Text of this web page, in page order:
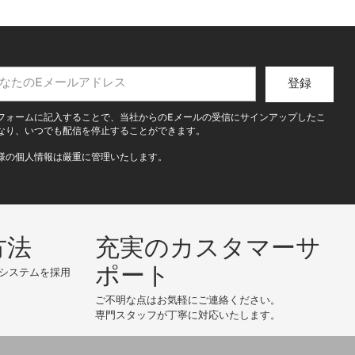
登録
ォームに記入することで、当社からのEメールの受信にサインアップしたこ
り、いつでも配信を停止することができます。
の個人情報は厳重に管理いたします。
法
ステムを採用
充実のカスタマーサ
ポート
ご不明な点はお気軽にご連絡ください。
専門スタッフが丁寧に対応いたします。